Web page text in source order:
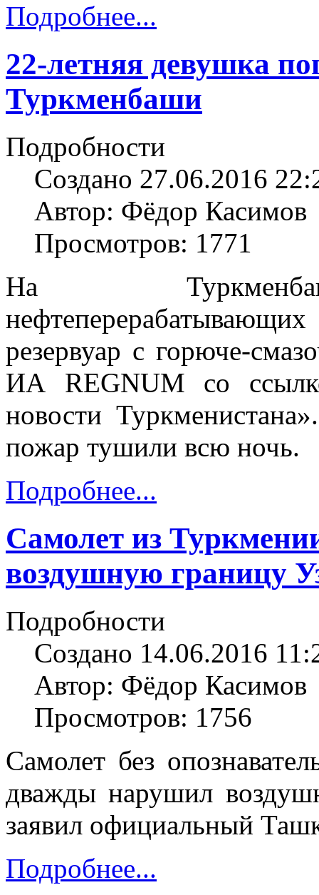
Подробнее...
22-летняя девушка
Туркменбаши
Подробности
Создано 27.06.2016
Автор: Фёдор Касимов
Просмотров: 1771
На
резервуар с горюче-
ИА REGNUM со
новости
пожар тушили всю ночь.
Подробнее...
Самолет из
воздушную границу
Подробности
Создано 14.06.2016
Автор: Фёдор Касимов
Просмотров: 1756
Самолет без
дважды нарушил
заявил официальный
Подробнее...